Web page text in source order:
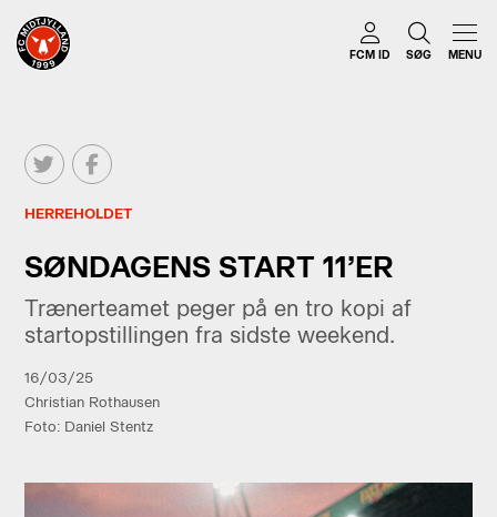
FCM ID SØG MENU
HERREHOLDET
SØNDAGENS START 11’ER
Trænerteamet peger på en tro kopi af
startopstillingen fra sidste weekend.
16/03/25
Christian Rothausen
Foto: Daniel Stentz